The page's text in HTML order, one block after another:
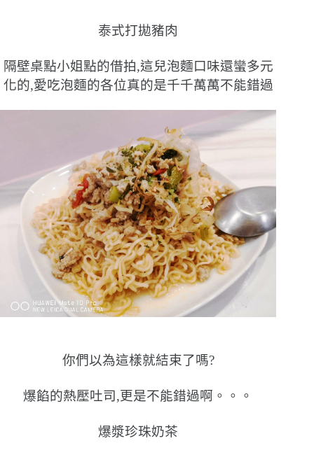
泰式打拋豬肉
隔壁桌點小姐點的借拍,這兒泡麵口味還蠻多元
化的,愛吃泡麵的各位真的是千千萬萬不能錯過
你們以為這樣就結束了嗎?
爆餡的熱壓吐司,更是不能錯過啊。。。
爆漿珍珠奶茶